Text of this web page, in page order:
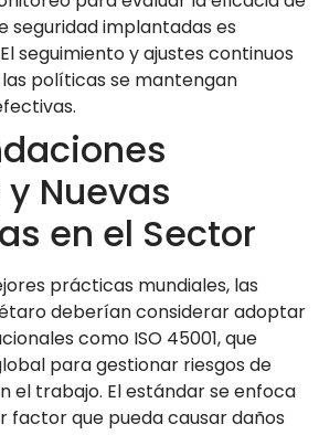
seguridad implantadas es
seguimiento y ajustes continuos
políticas se mantengan
Nuevas
en el Sector
prácticas mundiales, las
deberían considerar adoptar
como ISO 45001, que
para gestionar riesgos de
el trabajo. El estándar se enfoca
factor que pueda causar daños